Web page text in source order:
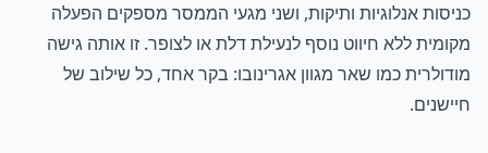
כניסות אנלוגיות ותיקות, ושני מגעי הממסר מספקים הפעלה
מקומית ללא חיווט נוסף לנעילת דלת או לצופר. זו אותה גישה
מודולרית כמו שאר מגוון אגרינובו: בקר אחד, כל שילוב של
חיישנים.